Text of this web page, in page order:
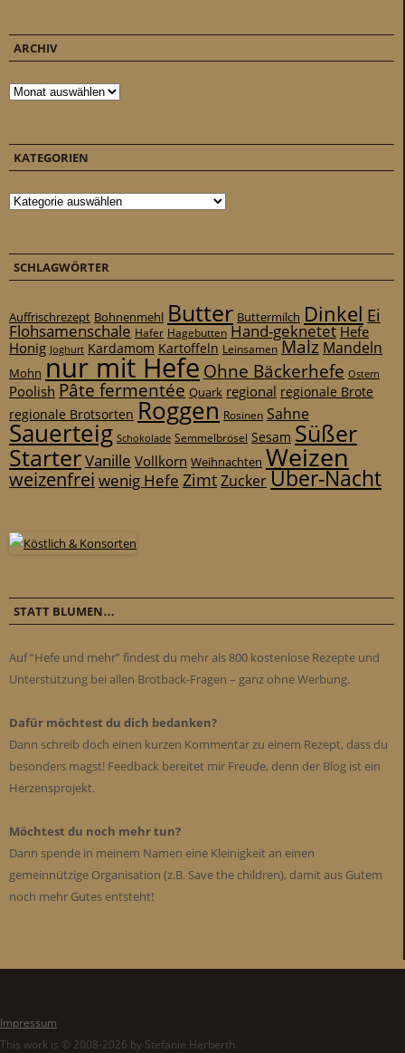
ARCHIV
Archiv
KATEGORIEN
Kategorien
SCHLAGWÖRTER
Auffrischrezept Bohnenmehl Butter Buttermilch Dinkel Ei
Flohsamenschale Hafer Hagebutten Hand-geknetet Hefe
Honig Joghurt Kardamom Kartoffeln Leinsamen Malz Mandeln
Mohn nur mit Hefe Ohne Bäckerhefe Ostern
Poolish Pâte fermentée Quark regional regionale Brote
regionale Brotsorten Roggen Rosinen Sahne
Sauerteig Schokolade Semmelbrösel Sesam Süßer
StarterVanille Vollkorn Weihnachten Weizen
weizenfrei wenig Hefe ZimtZuckerÜber-Nacht
STATT BLUMEN…
Auf “Hefe und mehr” findest du mehr als 800 kostenlose Rezepte und
Unterstützung bei allen Brotback-Fragen – ganz ohne Werbung.
Dafür möchtest du dich bedanken?
Dann schreib doch einen kurzen Kommentar zu einem Rezept, dass du
besonders magst! Feedback bereitet mir Freude, denn der Blog ist ein
Herzensprojekt.
Möchtest du noch mehr tun?
Dann spende in meinem Namen eine Kleinigkeit an einen
gemeinnützige Organisation (z.B. Save the children), damit aus Gutem
noch mehr Gutes entsteht!
Impressum
This work is © 2008-2026 by Stefanie Herberth.